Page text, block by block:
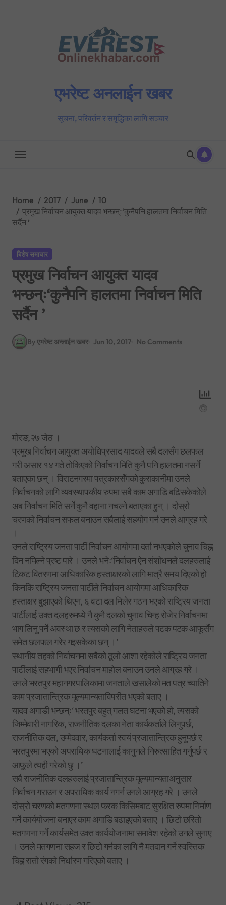
एभरेष्ट अनलाईन खबर
सूचना, परिवर्तन र समृद्धिका लागि सञ्चार
Home 2017 June
10
प्रमुख निर्वाचन आयुक्त यादव भन्छन्ः‘कुनैपनि हालतमा निर्वाचन मिति
सर्दैन ’
बिशेष समाचार
प्रमुख निर्वाचन आयुक्त यादव
भन्छन्ः‘कुनैपनि हालतमा निर्वाचन मिति
सर्दैन ’
By एभरेष्ट अन्लाईन खबर Jun 10, 2017 No Comments
मोरङ,२७ जेठ ।
प्रमुख निर्वाचन आयुक्त अयोधिप्रसाद यादवले सबै दलसँग छलफल
गरी असार १४ गते तोकिएको निर्वाचन मिति कुनै पनि हालतमा नसर्ने
बताएका छन् । विराटनगरमा पत्रकारसँगको कुराकानीमा उनले
निर्वाचनको लागि व्यवस्थापकीय रुपमा सबै काम अगाडि बढिसकेकोले
अब निर्वाचन मिति सर्ने कुनै वहाना नचल्ने बताएका हुन् । दोस्रो
चरणको निर्वाचन सफल बनाउन सबैलाई सहयोग गर्न उनले आग्रह गरे
।
उनले राष्ट्रिय जनता पार्टी निर्वाचन आयोगमा दर्ता नभएकोले चुनाव चिह्न
दिन नमिल्ने प्रष्ट पारे । उनले भनेः‘निर्वाचन ऐन संशोधनले दलहरुलाई
टिकट वितरणमा आधिकारिक हस्ताक्षरको लागि मात्रै समय दिएको हो
किनकि राष्ट्रिय जनता पार्टीले निर्वाचन आयोगमा आधिकारिक
हस्ताक्षर बुझाएको थिएन, ६ वटा दल मिलेर गठन भएको राष्ट्रिय जनता
पार्टीलाई उक्त दलहरुमध्ये नै कुनै दलको चुनाव चिन्ह रोजेर निर्वाचनमा
भाग लिनु पर्ने अवस्था छ र त्यसको लागि नेताहरुले पटक पटक आफूसँग
समेत छलफल गरेर गइसकेका छन् ।’
स्थानीय तहको निर्वाचनमा सबैको ठूलो आशा रहेकोले राष्ट्रिय जनता
पार्टीलाई सहभागी भएर निर्वाचन माहोल बनाउन उनले आग्रह गरे ।
उनले भरतपुर महानगरपालिकामा जनताले खसालेको मत पत्र च्यातिने
काम प्रजातान्त्रिक मूल्यमान्यताविपरीत भएको बताए ।
यादव अगाडी भन्छन्ः‘ भरतपुर बहुत् गलत घटना भएको हो, त्यसको
जिम्मेवारी नागरिक, राजनीतिक दलका नेता कार्यकर्ताले लिनुपर्छ,
राजनीतिक दल, उम्मेदवार, कार्यकर्ता स्वयं प्रजातान्त्रिक हुनुपर्छ र
भरतपुरमा भएको अपराधिक घटनालाई कानुनले निरुत्साहित गर्नुपर्छ र
आफूले त्यही गरेको छु ।’
सबै राजनीतिक दलहरुलाई प्रजातान्त्रिक मूल्यमान्यताअनुसार
निर्वाचन गराउन र अपराधिक कार्य नगर्न उनले आग्रह गरे । उनले
दोस्रो चरणको मतगणना स्थल फरक किसिमबाट सुरक्षित रुपमा निर्माण
गर्ने कार्ययोजना बनाएर काम अगाडि बढाइएको बताए । छिटो छरितो
मतगणना गर्ने कार्यसमेत उक्त कार्ययोजनामा समावेश रहेको उनले सुनाए
। उनले मतगणना सहज र छिटो गर्नका लागि नै मतदान गर्ने स्वस्तिक
चिह्न रातो रंगको निर्धारण गरिएको बताए ।